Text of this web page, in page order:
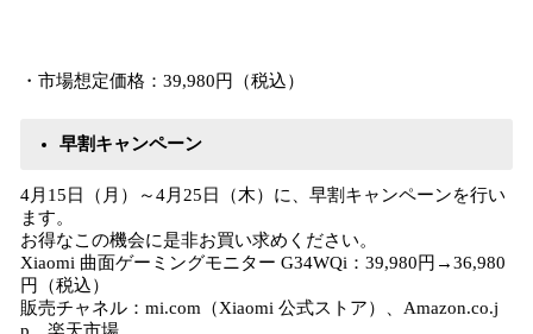
・市場想定価格：39,980円（税込）
早割キャンペーン
4月15日（月）～4月25日（木）に、早割キャンペーンを行い
ます。
お得なこの機会に是非お買い求めください。
Xiaomi 曲面ゲーミングモニター G34WQi：39,980円→36,980
円（税込）
販売チャネル：mi.com（Xiaomi 公式ストア）、Amazon.co.j